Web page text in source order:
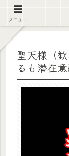
【注意喚
聖天様（
るも潜在
メニュー